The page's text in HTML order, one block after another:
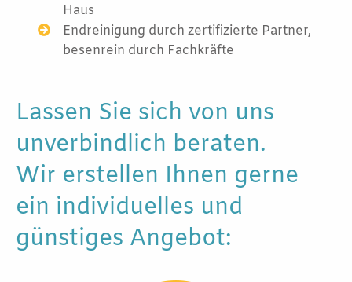
Haus
Endreinigung durch zertifizierte Partner,
besenrein durch Fachkräfte
Lassen Sie sich von uns
unverbindlich beraten.
Wir erstellen Ihnen gerne
ein individuelles und
günstiges Angebot: